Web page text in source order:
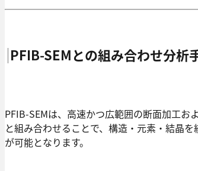
PFIB-SEMとの組み合わせ分析
PFIB-SEMは、高速かつ広範囲の断面加工お
と組み合わせることで、構造・元素・結晶
が可能となります。